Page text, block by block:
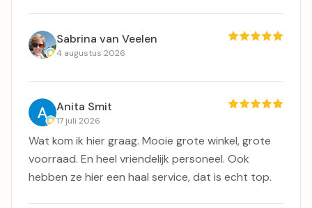
Sabrina van Veelen
4 augustus 2026
Anita Smit
17 juli 2026
Wat kom ik hier graag. Mooie grote winkel, grote
voorraad. En heel vriendelijk personeel. Ook
hebben ze hier een haal service, dat is echt top.